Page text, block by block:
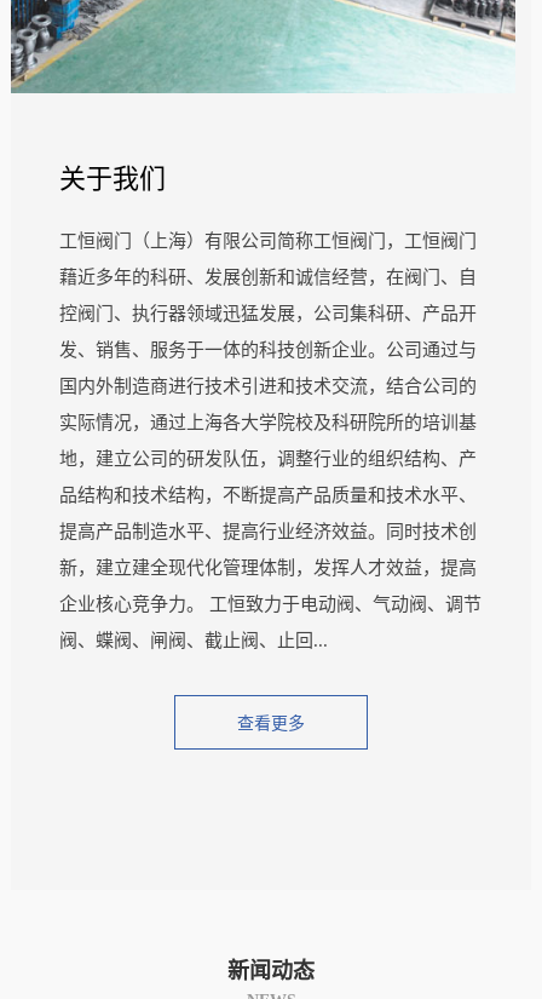
关于我们
工恒阀门（上海）有限公司简称工恒阀门，工恒阀门
藉近多年的科研、发展创新和诚信经营，在阀门、自
控阀门、执行器领域迅猛发展，公司集科研、产品开
发、销售、服务于一体的科技创新企业。公司通过与
国内外制造商进行技术引进和技术交流，结合公司的
实际情况，通过上海各大学院校及科研院所的培训基
地，建立公司的研发队伍，调整行业的组织结构、产
品结构和技术结构，不断提高产品质量和技术水平、
提高产品制造水平、提高行业经济效益。同时技术创
新，建立建全现代化管理体制，发挥人才效益，提高
企业核心竞争力。 工恒致力于电动阀、气动阀、调节
阀、蝶阀、闸阀、截止阀、止回...
查看更多
新闻动态